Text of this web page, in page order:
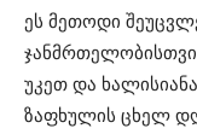
ეს მეთოდი
უკეთ და
ზაფხულის ცხელ